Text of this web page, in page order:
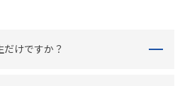
けですか？